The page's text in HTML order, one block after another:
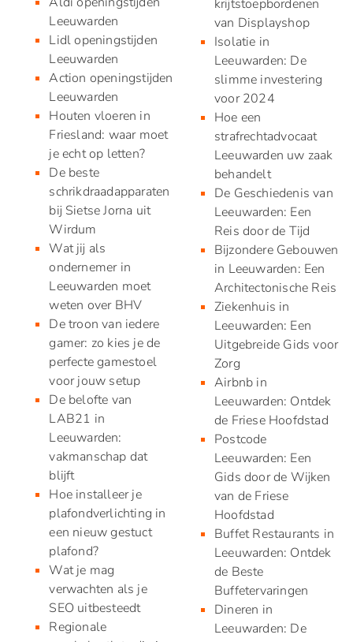
Leeuwarden
Lidl openingstijden
Leeuwarden
Action openingstijden
Leeuwarden
Houten vloeren in
Friesland: waar moet
je echt op letten?
De beste
schrikdraadapparaten
bij Sietse Jorna uit
Wirdum
Wat jij als
ondernemer in
Leeuwarden moet
weten over BHV
De troon van iedere
gamer: zo kies je de
perfecte gamestoel
voor jouw setup
De belofte van
LAB21 in
Leeuwarden:
vakmanschap dat
blijft
Hoe installeer je
plafondverlichting in
een nieuw gestuct
plafond?
Wat je mag
verwachten als je
SEO uitbesteedt
Regionale
krijtstoepbordenen
van Displayshop
Isolatie in
Leeuwarden: De
slimme investering
voor 2024
Hoe een
strafrechtadvocaat
Leeuwarden uw zaak
behandelt
De Geschiedenis van
Leeuwarden: Een
Reis door de Tijd
Bijzondere Gebouwen
in Leeuwarden: Een
Architectonische Reis
Ziekenhuis in
Leeuwarden: Een
Uitgebreide Gids voor
Zorg
Airbnb in
Leeuwarden: Ontdek
de Friese Hoofdstad
Postcode
Leeuwarden: Een
Gids door de Wijken
van de Friese
Hoofdstad
Buffet Restaurants in
Leeuwarden: Ontdek
de Beste
Buffetervaringen
Dineren in
Leeuwarden: De